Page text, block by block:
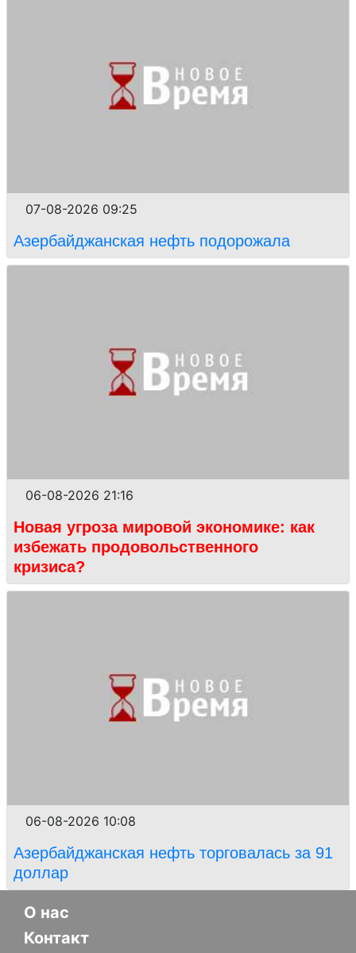
07-08-2026 09:25
Азербайджанская нефть подорожала
06-08-2026 21:16
Новая угроза мировой экономике: как
избежать продовольственного
кризиса?
06-08-2026 10:08
Азербайджанская нефть торговалась за 91
доллар
О нас
Контакт